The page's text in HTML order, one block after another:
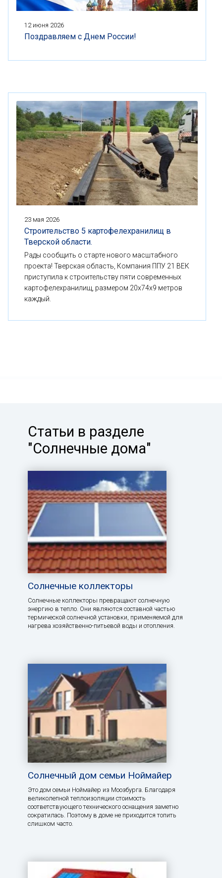
12 июня 2026
Поздравляем с Днем России!
23 мая 2026
Строительство 5 картофелехранилищ в
Тверской области.
Рады сообщить о старте нового масштабного
проекта! Тверская область, Компания ППУ 21 ВЕК
приступила к строительству пяти современных
картофелехранилищ, размером 20x74x9 метров
каждый.
Статьи в разделе
"Солнечные дома"
Солнечные коллекторы
Солнечные коллекторы превращают солнечную
энергию в тепло. Они являются составной частью
термической солнечной установки, применяемой для
нагрева хозяйственно-питьевой воды и отопления.
Солнечный дом семьи Ноймайер
Это дом семьи Ноймайер из Моозбурга. Благодаря
великолепной теплоизоляции стоимость
соответствующего технического оснащения заметно
сократилась. Поэтому в доме не приходится топить
слишком часто.